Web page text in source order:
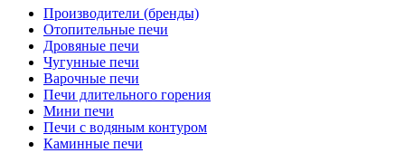
Производители (бренды)
Отопительные печи
Дровяные печи
Чугунные печи
Варочные печи
Печи длительного горения
Мини печи
Печи с водяным контуром
Каминные печи